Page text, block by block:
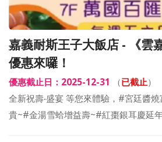
嘉義耐斯王子大飯店 - 《雲
優惠來囉！
優惠截止日：2025-12-31 （已截止）
全新祝壽‧盛宴 等您來體驗，#宮廷醬
貴~#金湯雪蛤增益壽~#紅棗銀耳慶延